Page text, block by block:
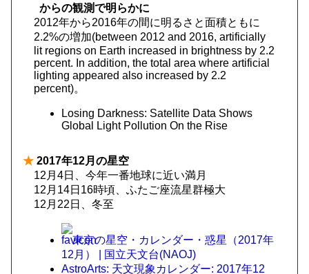
からの観測で明らかに
2012年から2016年の間に明るさと面積ともに
2.2%の増加(between 2012 and 2016, artificially
lit regions on Earth increased in brightness by 2.2
percent. In addition, the total area where artificial
lighting appeared also increased by 2.2
percent)。
Losing Darkness: Satellite Data Shows
Global Light Pollution On the Rise
★ 2017年12月の星空
12月4日、今年一番地球に近い満月
12月14日16時頃、ふたご座流星群極大
12月22日、冬至
東京の星空・カレンダー・惑星（2017年
12月） | 国立天文台(NAOJ)
AstroArts: 天文現象カレンダー: 2017年12